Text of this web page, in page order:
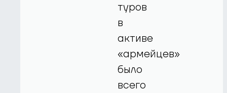
туров
в
активе
«армейцев»
было
всего